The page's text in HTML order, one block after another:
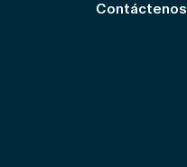
Contáctenos